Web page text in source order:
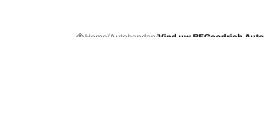
Home Autobanden Vind uw BFGoodrich